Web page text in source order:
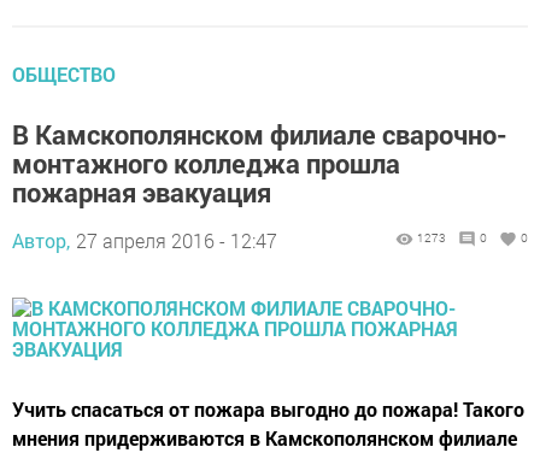
ОБЩЕСТВО
В Камскополянском филиале сварочно-
монтажного колледжа прошла
пожарная эвакуация
Автор, 27 апреля 2016 - 12:47 1273 0 0
Учить спасаться от пожара выгодно до пожара! Такого
мнения придерживаются в Камскополянском филиале